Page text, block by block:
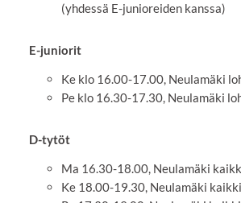
(yhdessä E-junioreiden kanssa)
E-juniorit
Ke klo 16.00-17.00, Neulamäki
Pe klo 16.30-17.30, Neulamäki
D-tytöt
Ma 16.30-18.00, Neulamäki
Ke 18.00-19.30, Neulamäki